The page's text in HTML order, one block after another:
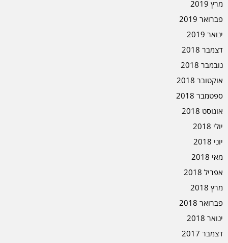
מרץ 2019
פברואר 2019
ינואר 2019
דצמבר 2018
נובמבר 2018
אוקטובר 2018
ספטמבר 2018
אוגוסט 2018
יולי 2018
יוני 2018
מאי 2018
אפריל 2018
מרץ 2018
פברואר 2018
ינואר 2018
דצמבר 2017